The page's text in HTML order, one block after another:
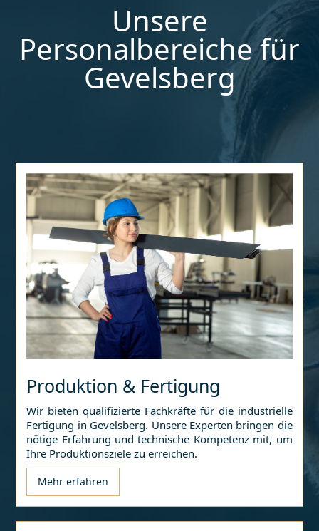
Unsere
Personalbereiche für
Gevelsberg
Produktion & Fertigung
Wir bieten qualifizierte Fachkräfte für die industrielle
Fertigung in Gevelsberg. Unsere Experten bringen die
nötige Erfahrung und technische Kompetenz mit, um
Ihre Produktionsziele zu erreichen.
Mehr erfahren